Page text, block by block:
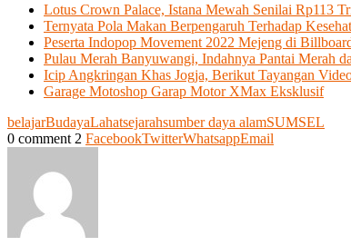
Lotus Crown Palace, Istana Mewah Senilai Rp113
Ternyata Pola Makan Berpengaruh Terhadap
Peserta Indopop Movement 2022 Mejeng di
Pulau Merah Banyuwangi, Indahnya Pantai Merah
Icip Angkringan Khas Jogja, Berikut Tayangan
Garage Motoshop Garap Motor XMax Eksklusif
belajarBudayaLahatsejarahsumber daya alamSUMSEL
0 comment 2 FacebookTwitterWhatsappEmail